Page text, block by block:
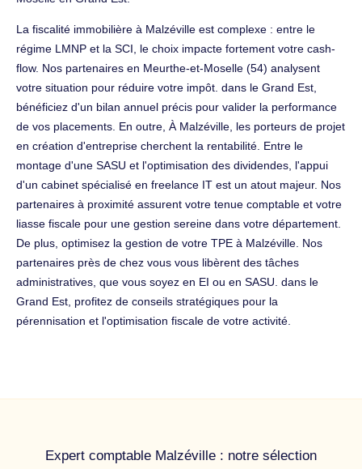
La fiscalité immobilière à Malzéville est complexe : entre le
régime LMNP et la SCI, le choix impacte fortement votre cash-
flow. Nos partenaires en Meurthe-et-Moselle (54) analysent
votre situation pour réduire votre impôt. dans le Grand Est,
bénéficiez d'un bilan annuel précis pour valider la performance
de vos placements. En outre, À Malzéville, les porteurs de projet
en création d'entreprise cherchent la rentabilité. Entre le
montage d'une SASU et l'optimisation des dividendes, l'appui
d'un cabinet spécialisé en freelance IT est un atout majeur. Nos
partenaires à proximité assurent votre tenue comptable et votre
liasse fiscale pour une gestion sereine dans votre département.
De plus, optimisez la gestion de votre TPE à Malzéville. Nos
partenaires près de chez vous vous libèrent des tâches
administratives, que vous soyez en EI ou en SASU. dans le
Grand Est, profitez de conseils stratégiques pour la
pérennisation et l'optimisation fiscale de votre activité.
Expert comptable Malzéville : notre sélection